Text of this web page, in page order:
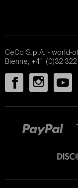
CeCo S.p.A. - world-
Bienne, +41 (0)32 322